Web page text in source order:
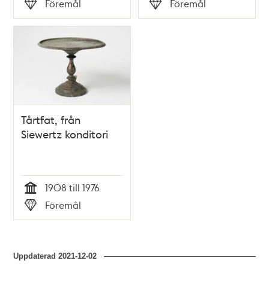
Typ
Föremål
Typ
Föremål
Tårtfat, från
Siewertz konditori
Tid
1908 till 1976
Typ
Föremål
Uppdaterad2021-12-02